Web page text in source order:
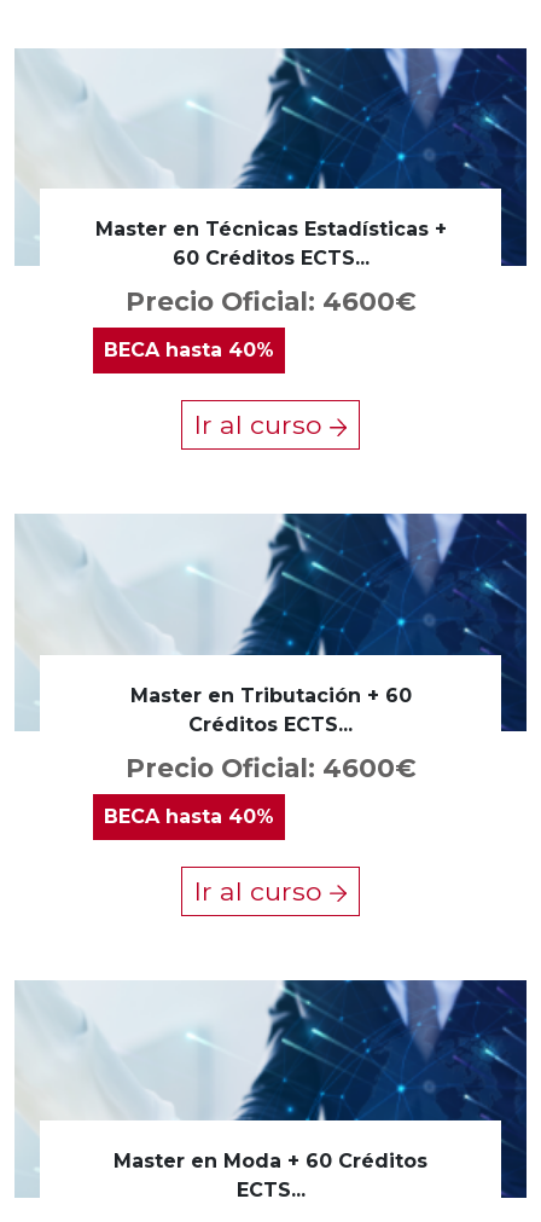
Master en Técnicas Estadísticas +
60 Créditos ECTS...
Precio Oficial: 4600€
BECAhasta 40%
Ir al curso
Master en Tributación + 60
Créditos ECTS...
Precio Oficial: 4600€
BECA hasta 40%
Ir al curso
Master en Moda + 60 Créditos
ECTS...